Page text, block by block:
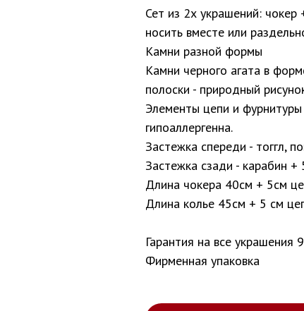
Сет из 2х украшений: чокер
носить вместе или
Камни разной формы
Камни черного агата в
полоски - природный
Элементы цепи и фурнитуры
гипоаллергенна.
Застежка спереди - тоггл,
Застежка сзади - карабин +
Длина чокера 40см + 5см
Длина колье 45см + 5 см
Гарантия на все украшения
Фирменная упаковка